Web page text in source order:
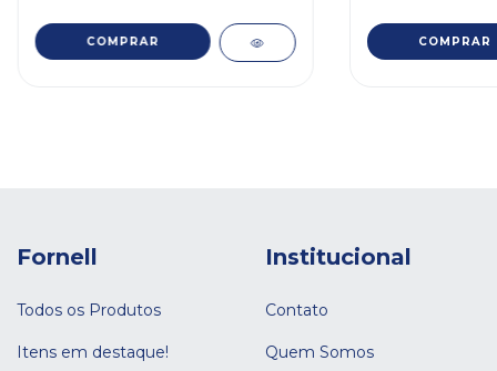
Fornell
Todos os Produtos
Itens em destaque!
Institucional
Contato
Quem Somos